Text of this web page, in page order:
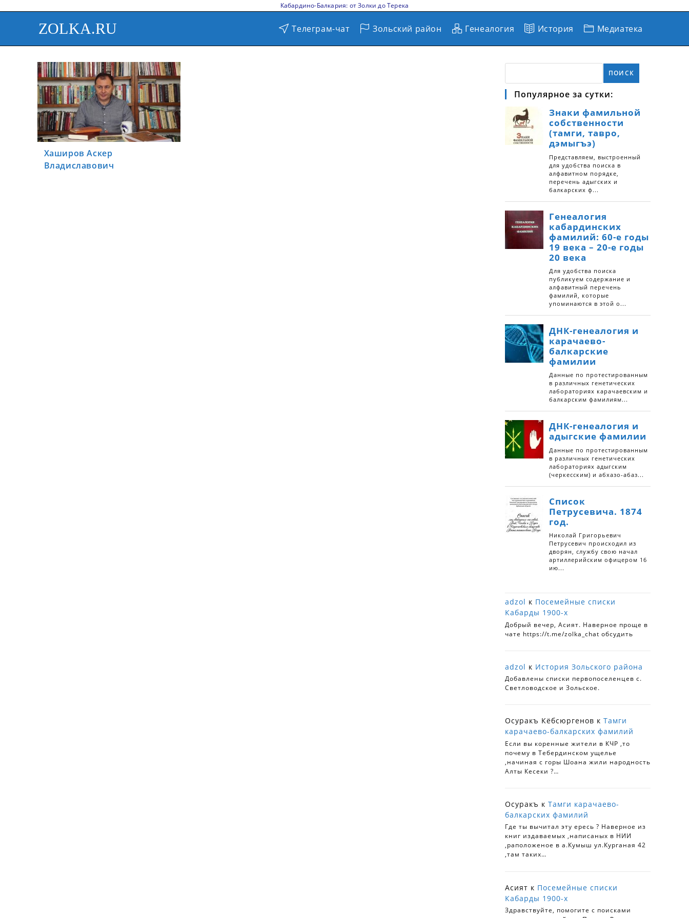
Кабардино-Балкария: от Золки до Терека
ZOLKA.RU Телеграм-чат Зольский район Генеалогия История Медиатека
Хаширов Аскер
Владиславович
ПОИСК
Популярное за сутки:
adzol к Посемейные списки
Кабарды 1900-х
Добрый вечер, Асият. Наверное проще в
чате https://t.me/zolka_chat обсудить
adzol к История Зольского района
Добавлены списки первопоселенцев с.
Светловодское и Зольское.
Осуракъ Кёбсюргенов к Тамги
карачаево-балкарских фамилий
Если вы коренные жители в КЧР ,то
почему в Тебердинском ущелье
,начиная с горы Шоана жили народность
Алты Кесеки ?…
Осуракъ к Тамги карачаево-
балкарских фамилий
Где ты вычитал эту ересь ? Наверное из
книг издаваемых ,написаных в НИИ
,раположеное в а.Кумыш ул.Курганая 42
,там таких…
Асият к Посемейные списки
Кабарды 1900-х
Здравствуйте, помогите с поисками